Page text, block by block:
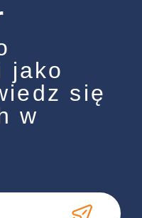
jako
się
w